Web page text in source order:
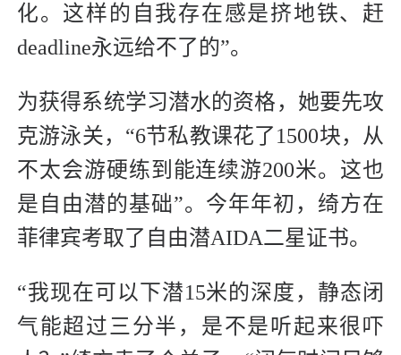
化。这样的自我存在感是挤地铁、赶
deadline永远给不了的”。
为获得系统学习潜水的资格，她要先攻
克游泳关，“6节私教课花了1500块，从
不太会游硬练到能连续游200米。这也
是自由潜的基础”。今年年初，绮方在
菲律宾考取了自由潜AIDA二星证书。
“我现在可以下潜15米的深度，静态闭
气能超过三分半，是不是听起来很吓